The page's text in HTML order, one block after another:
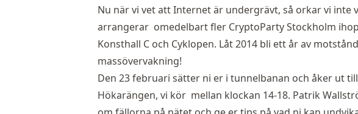
Nu när vi vet attInternet är undergrävt, så orkar vi inte
arrangerar omedelbart fler CryptoParty Stockholm
Konsthall C och Cyklopen. Låt 2014 bli ett år av
massövervakning!
Den 23 februari sätter ni er i tunnelbanan och åker ut
Hökarängen, vi kör mellan klockan 14-18. Patrik